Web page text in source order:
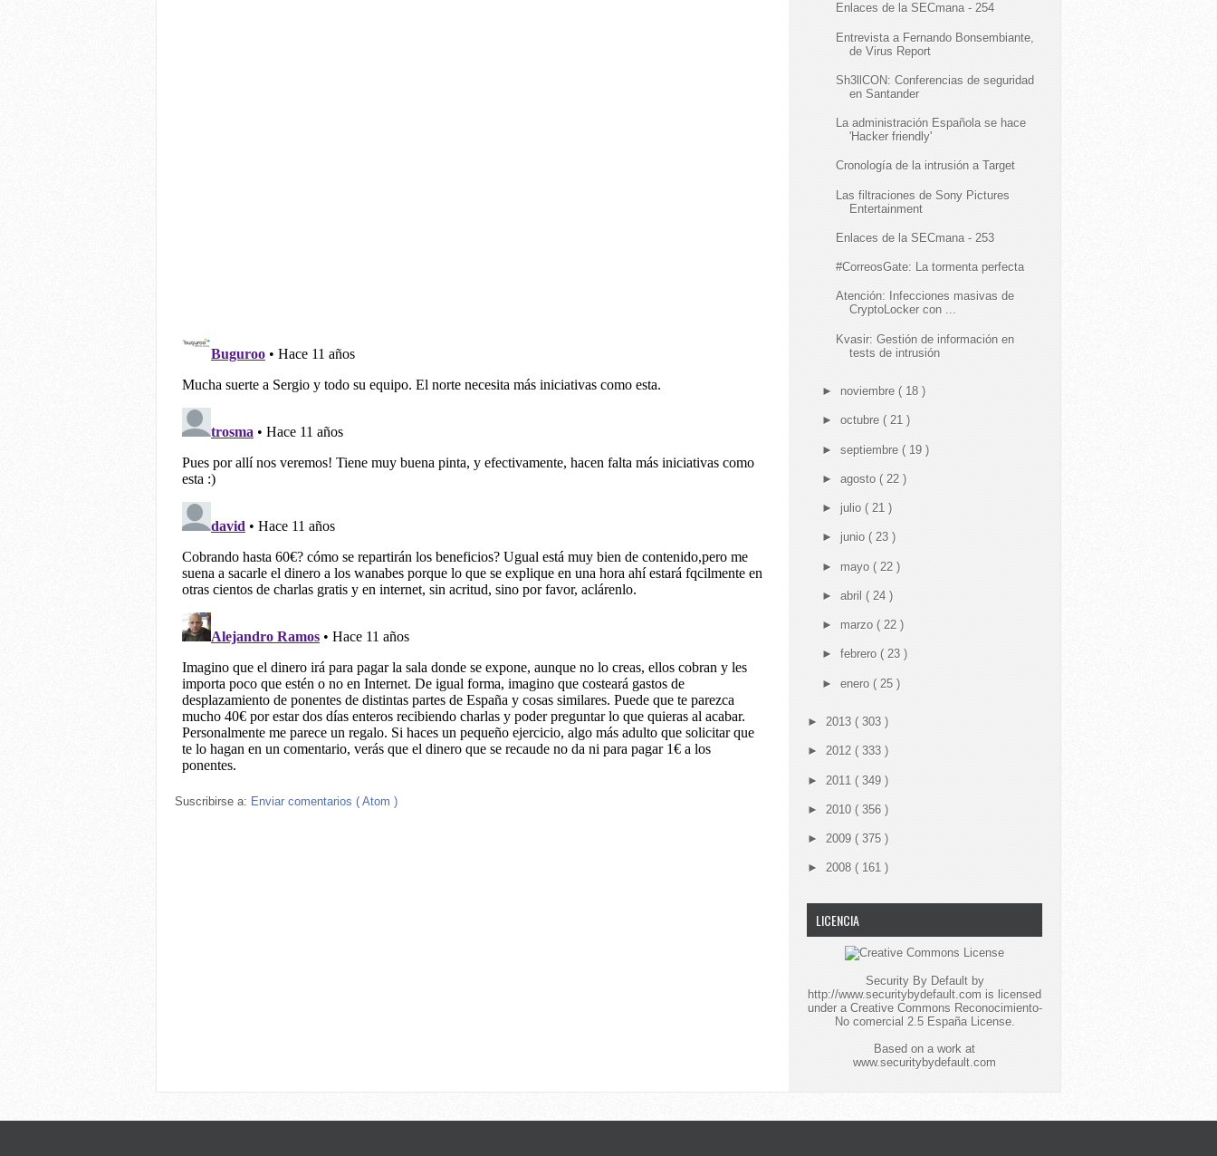
Suscribirse a: Enviar comentarios ( Atom )
Enlaces de la SECmana - 254
Entrevista a Fernando Bonsembiante,
de Virus Report
Sh3llCON: Conferencias de seguridad
en Santander
La administración Española se hace
'Hacker friendly'
Cronología de la intrusión a Target
Las filtraciones de Sony Pictures
Entertainment
Enlaces de la SECmana - 253
#CorreosGate: La tormenta perfecta
Atención: Infecciones masivas de
CryptoLocker con ...
Kvasir: Gestión de información en
tests de intrusión
► noviembre ( 18 )
► octubre ( 21 )
► septiembre ( 19 )
► agosto ( 22 )
► julio ( 21 )
► junio ( 23 )
► mayo ( 22 )
► abril ( 24 )
► marzo ( 22 )
► febrero ( 23 )
► enero ( 25 )
► 2013 ( 303 )
► 2012 ( 333 )
► 2011 ( 349 )
► 2010 ( 356 )
► 2009 ( 375 )
► 2008 ( 161 )
LICENCIA
Security By Defaultby
http://www.securitybydefault.com is licensed
under a Creative Commons Reconocimiento-
No comercial 2.5 España License.
Based on a work at
www.securitybydefault.com